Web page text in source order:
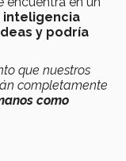
inteligencia
y podría
que nuestros
completamente
como